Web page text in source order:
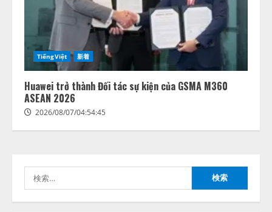
TiếngViệt 新着
Huawei trở thành Đối tác sự kiện của GSMA M360
ASEAN 2026
2026/08/07/04:54:45
索:
2
藤原竜也がAIで組織の改善点を見
抜く！ SKYSEA Client View 新テ
レビCM公開！ 新オプション！ AI
が組織の業務実態を分析し労務改
善を支援。 藤原竜也メイキング
動画公開 「もしAIが自分を分析し
たら、すぐ休めと言われる自信が
ある」「昨年の夏はカブトムシを
アシストAIテラス、ガバナンス機
トフォーム「QueryPie AIP」を提
レアラ、『AIはどの法律事務所を
推薦するのか』について 企業法
務系70事務所×5つのAIで実態調査
を実施